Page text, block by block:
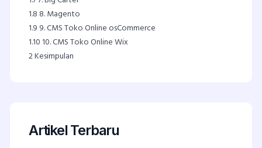
1.8 8. Magento
1.9 9. CMS Toko Online osCommerce
1.1010. CMS Toko Online Wix
2Kesimpulan
Artikel Terbaru